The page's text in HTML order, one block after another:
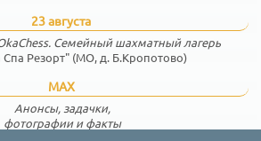
23 августа
Семейный шахматный лагерь
Резорт" (МО, д. Б.Кропотово)
MAX
Анонсы, задачки,
фотографии и факты